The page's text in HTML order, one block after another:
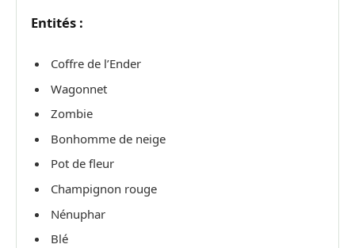
Entités :
Coffre de l’Ender
Wagonnet
Zombie
Bonhomme de neige
Pot de fleur
Champignon rouge
Nénuphar
Blé